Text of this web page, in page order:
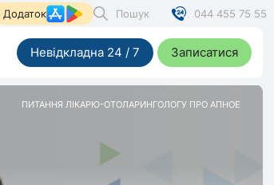
Додаток Пошук 044 455 75 55
Невідкладна 24 / 7 Записатися
ПИТАННЯ ЛІКАРЮ-ОТОЛАРИНГОЛОГУ ПРО АПНОЕ